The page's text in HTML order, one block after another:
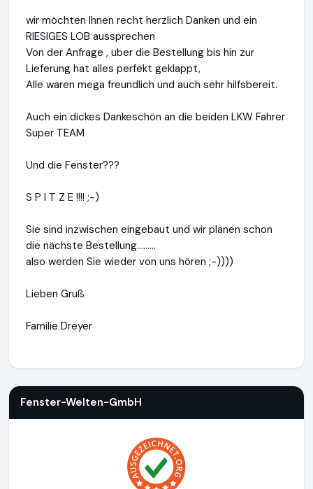
wir möchten Ihnen recht herzlich Danken und ein
RIESIGES LOB aussprechen
Von der Anfrage , über die Bestellung bis hin zur
Lieferung hat alles perfekt geklappt,
Alle waren mega freundlich und auch sehr hilfsbereit.
Auch ein dickes Dankeschön an die beiden LKW Fahrer
Super TEAM
Und die Fenster???
S P I T Z E !!!! ;-)
Sie sind inzwischen eingebaut und wir planen schon
die nächste Bestellung.........
also werden Sie wieder von uns hören ;-))))
Lieben Gruß
Familie Dreyer
Fenster-Welten-GmbH